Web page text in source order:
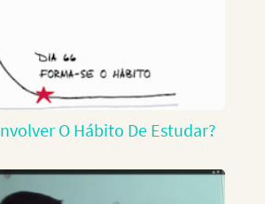
O Hábito De Estudar?